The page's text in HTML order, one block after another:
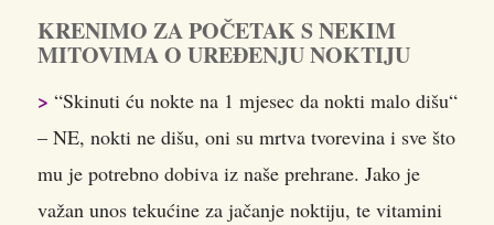
KRENIMO ZA POČETAK S NEKIM
MITOVIMA O UREĐENJU NOKTIJU
> “Skinuti ću nokte na 1 mjesec da nokti malo dišu“
– NE, nokti ne dišu, oni su mrtva tvorevina i sve što
mu je potrebno dobiva iz naše prehrane. Jako je
važan unos tekućine za jačanje noktiju, te vitamini